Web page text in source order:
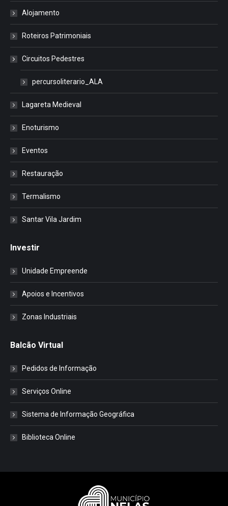
Alojamento
Roteiros Patrimoniais
Circuitos Pedestres
percursoliterario_ALA
Lagareta Medieval
Enoturismo
Eventos
Restauração
Termalismo
Santar Vila Jardim
Investir
Unidade Empreende
Apoios e Incentivos
Zonas Industriais
Balcão Virtual
Pedidos de Informação
Serviços Online
Sistema de Informação Geográfica
Biblioteca Online